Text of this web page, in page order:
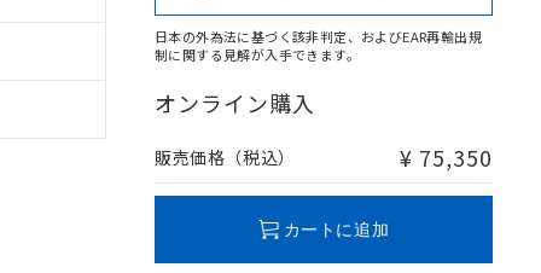
日本の外為法に基づく該非判定、およびEAR再輸出規
制に関する見解が入手できます。
オンライン購入
販売価格（税込） ¥ 75,350
カートに追加